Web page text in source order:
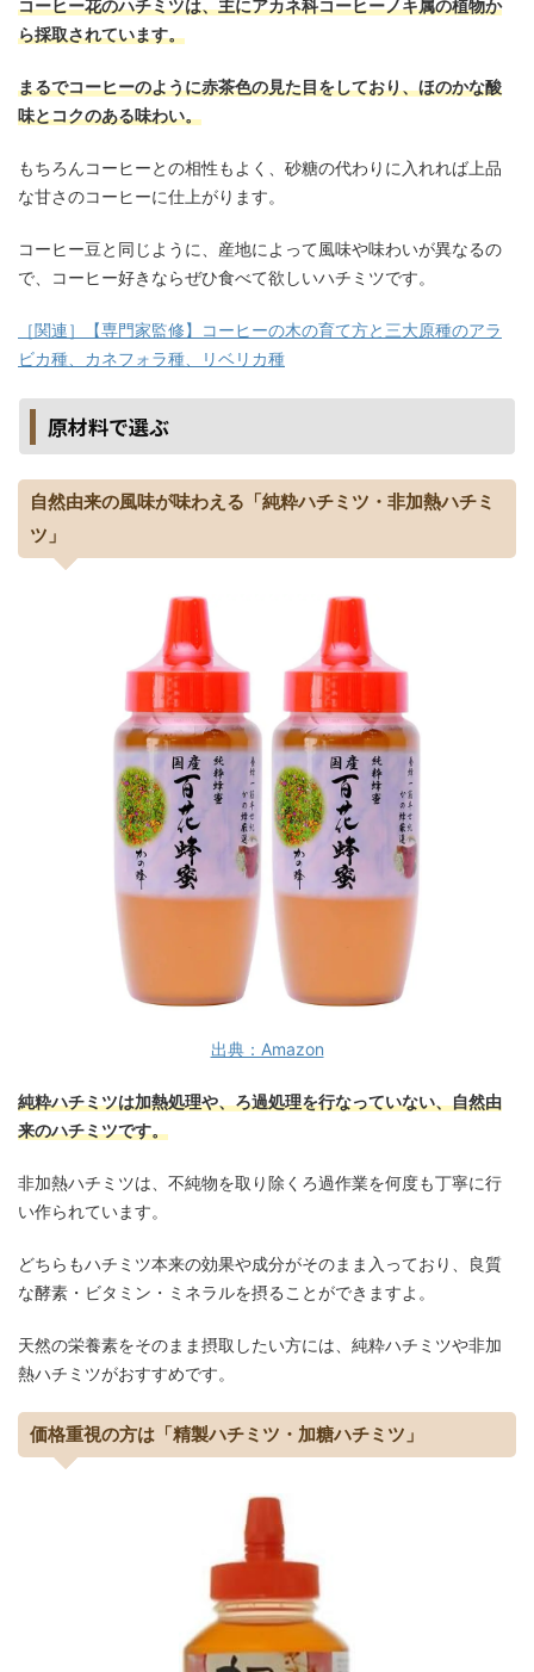
コーヒー花のハチミツは、主にアカネ科コーヒーノキ属の植物か
ら採取されています。
まるでコーヒーのように赤茶色の見た目をしており、ほのかな酸
味とコクのある味わい。
もちろんコーヒーとの相性もよく、砂糖の代わりに入れれば上品
な甘さのコーヒーに仕上がります。
コーヒー豆と同じように、産地によって風味や味わいが異なるの
で、コーヒー好きならぜひ食べて欲しいハチミツです。
［関連］【専門家監修】コーヒーの木の育て方と三大原種のアラ
ビカ種、カネフォラ種、リベリカ種
原材料で選ぶ
自然由来の風味が味わえる「純粋ハチミツ・非加熱ハチミ
ツ」
出典：Amazon
純粋ハチミツは加熱処理や、ろ過処理を行なっていない、自然由
来のハチミツです。
非加熱ハチミツは、不純物を取り除くろ過作業を何度も丁寧に行
い作られています。
どちらもハチミツ本来の効果や成分がそのまま入っており、良質
な酵素・ビタミン・ミネラルを摂ることができますよ。
天然の栄養素をそのまま摂取したい方には、純粋ハチミツや非加
熱ハチミツがおすすめです。
価格重視の方は「精製ハチミツ・加糖ハチミツ」